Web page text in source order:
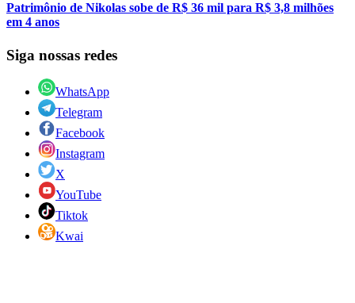
Patrimônio de Nikolas sobe de R$ 36 mil para R$ 3,8 milhões
em 4 anos
Siga nossas redes
WhatsApp
Telegram
Facebook
Instagram
X
YouTube
Tiktok
Kwai